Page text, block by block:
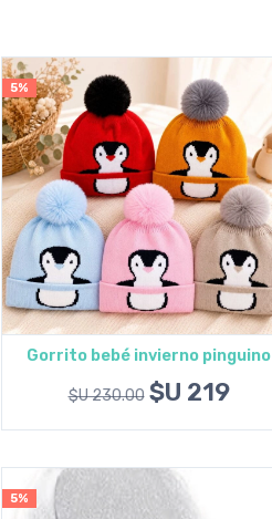
5%
Agregar al carrito
Gorrito bebé invierno pinguino
$U 230.00 $U 219
5%